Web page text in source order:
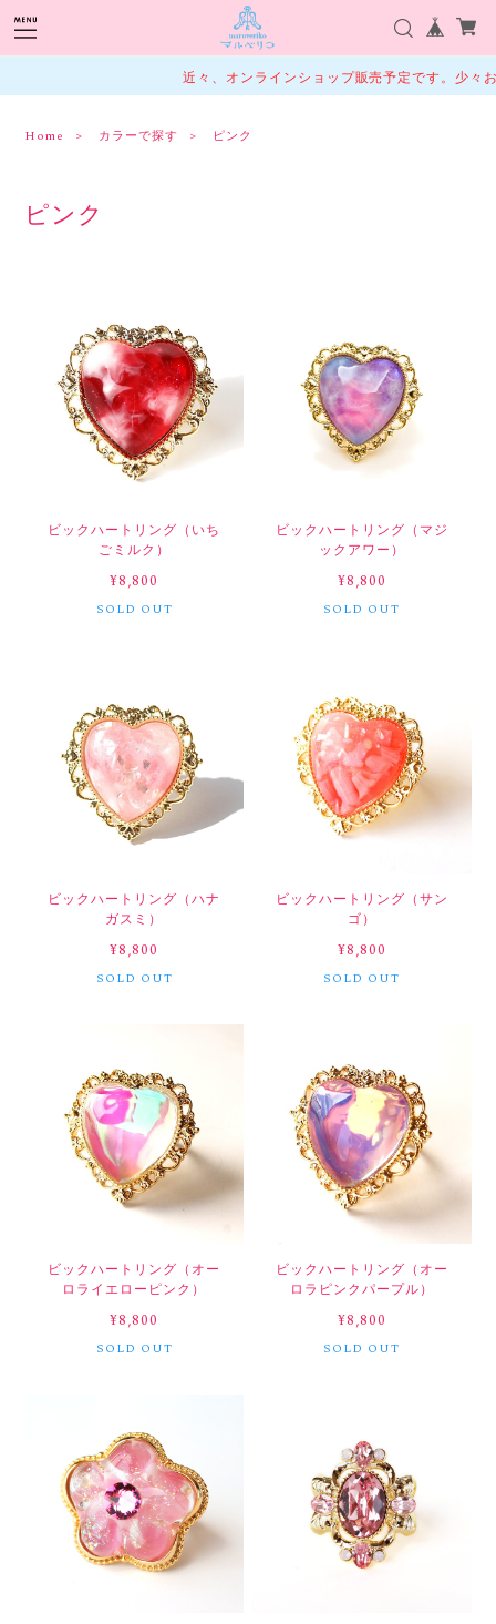
近々、オンラインショップ販売予定です。少々お
Home カラーで探す ピンク
ピンク
ビックハートリング（いち
ごミルク）
¥8,800
SOLD OUT
ビックハートリング（マジ
ックアワー）
¥8,800
SOLD OUT
ビックハートリング（ハナ
ガスミ）
¥8,800
SOLD OUT
ビックハートリング（サン
ゴ）
¥8,800
SOLD OUT
ビックハートリング（オー
ロライエローピンク）
¥8,800
SOLD OUT
ビックハートリング（オー
ロラピンクパープル）
¥8,800
SOLD OUT